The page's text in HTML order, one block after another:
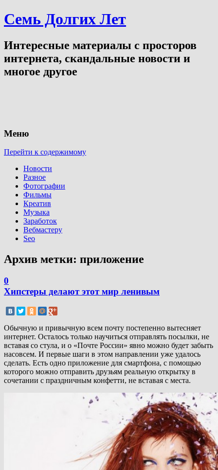
Семь Долгих Лет
Интересные материалы с просторов
интернета, скандальные новости и
многое другое
Меню
Перейти к содержимому
Новости
Разное
Фотографии
Фильмы
Креатив
Музыка
Заработок
Вебмастеру
Seo
Архив метки: приложение
0
Хипстеры делают этот мир ленивым
Обычную и привычную всем почту постепенно вытесняет
интернет. Осталось только научиться отправлять посылки, не
вставая со стула, и о «Почте России» явно можно будет забыть
насовсем. И первые шаги в этом направлении уже удалось
сделать. Есть одно приложение для смартфона, с помощью
которого можно отправить друзьям реальную открытку в
сочетании с праздничным конфетти, не вставая с места.